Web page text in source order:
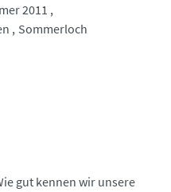
2011
Sommerloch
gut kennen wir unsere